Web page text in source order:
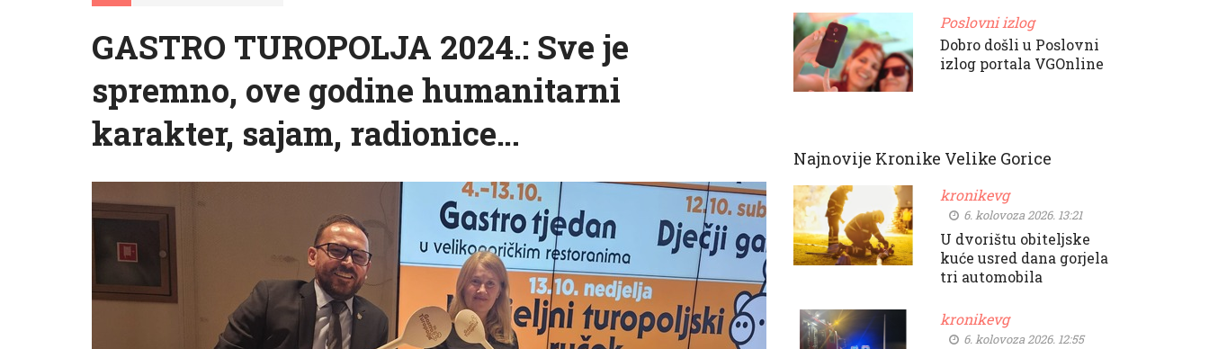
GASTRO TUROPOLJA 2024.: Sve je
spremno, ove godine humanitarni
karakter, sajam, radionice…
Poslovni izlog
Dobro došli u Poslovni
izlog portala VGOnline
Najnovije Kronike Velike Gorice
kronikevg
6. kolovoza 2026. 13:21
U dvorištu obiteljske
kuće usred dana gorjela
tri automobila
kronikevg
6. kolovoza 2026. 12:55